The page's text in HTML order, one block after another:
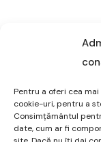
Pentru a oferi cea
cookie-uri, pentru a
Consimțământul
date, cum ar fi